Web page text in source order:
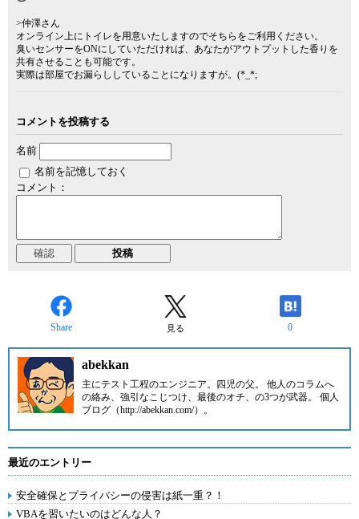
>仲澤さん
オンライン上にトイレを用意いたしますのでそちらをご利用ください。
臭いセンサーをONにしていただければ、あなたがアウトプットした香りを
共有させることも可能です。
実際は部屋でお漏らししていることになりますが。(*_*;
コメントを投稿する
名前
名前を記憶しておく
コメント：
Share 見る 0
abekkan
主にテスト工程のエンジニア。四児の父。 他人のコラムへ
の絡み、強引なこじつけ、最後のオチ、の3つが武器。 個人
ブログ（http://abekkan.com/）。
最近のエントリー
安全確保とプライバシーの侵害は紙一重？！
VBAを習いたいのはどんな人？